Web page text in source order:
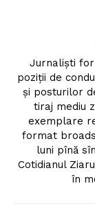
Jurnalişti
poziţii de
şi posturilor
tiraj mediu
exemplare
format
luni pînă
Cotidianul
în